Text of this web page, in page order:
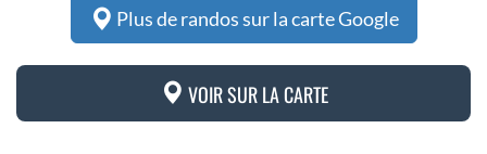
Plus de randos sur la carte Google
VOIR SUR LA CARTE